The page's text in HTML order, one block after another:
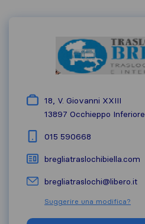
18, V. Giovanni XXIII
13897 Occhieppo Inferiore
015 590668
bregliatraslochibiella.com
bregliatraslochi@libero.it
Suggerire una modifica?